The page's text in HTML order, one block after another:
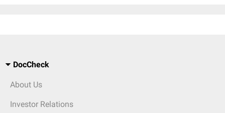
DocCheck
About Us
Investor Relations